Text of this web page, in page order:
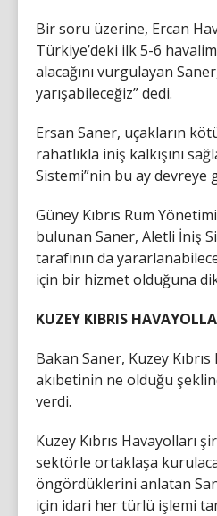
Bir soru üzerine, Ercan
Türkiye’deki ilk 5-6
alacağını vurgulayan
yarışabileceğiz” dedi.
Ersan Saner, uçakların
rahatlıkla iniş kalkışını
Sistemi”nin bu ay devreye
Güney Kıbrıs Rum
bulunan Saner, Aletli İniş
tarafının da
için bir hizmet olduğuna
KUZEY KIBRIS
Bakan Saner, Kuzey
akıbetinin ne olduğu
verdi.
Kuzey Kıbrıs Havayolları
sektörle ortaklaşa
öngördüklerini anlatan
için idari her türlü işlemi